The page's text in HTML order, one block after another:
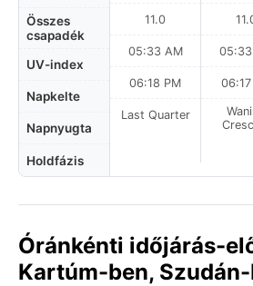
Összes
csapadék
UV-index
Napkelte
Napnyugta
Holdfázis
11.0
05:33 AM
06:18 PM
Last Quarter
Óránkénti időjárás-
Kartúm-ben,